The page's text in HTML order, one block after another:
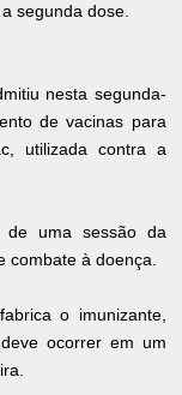
segunda dose.
nesta segunda-
de vacinas para
utilizada contra a
de uma sessão da
combate à doença.
o imunizante,
ocorrer em um